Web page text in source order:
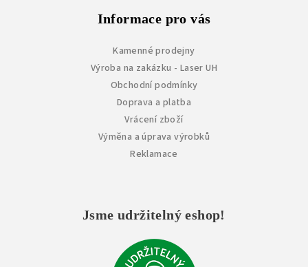
Informace pro vás
Kamenné prodejny
Výroba na zakázku - Laser UH
Obchodní podmínky
Doprava a platba
Vrácení zboží
Výměna a úprava výrobků
Reklamace
Jsme udržitelný eshop!